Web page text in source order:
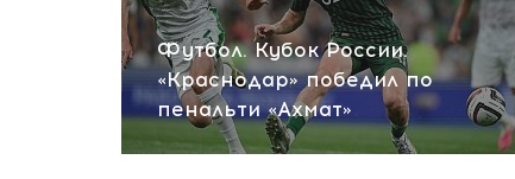
Футбол. Кубок России.
«Краснодар» победил по
пенальти «Ахмат»